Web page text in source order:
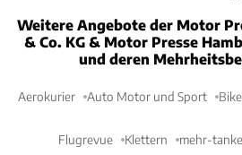
Weitere Angebote der Motor
& Co. KG & Motor Presse
und deren
Aerokurier Auto Motor und Sport
Flugrevue Klettern mehr-